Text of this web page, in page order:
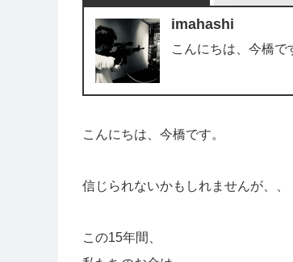
imahashi
こんにちは、今橋で
こんにちは、今橋です。
信じられないかもしれませんが、、
この15年間、